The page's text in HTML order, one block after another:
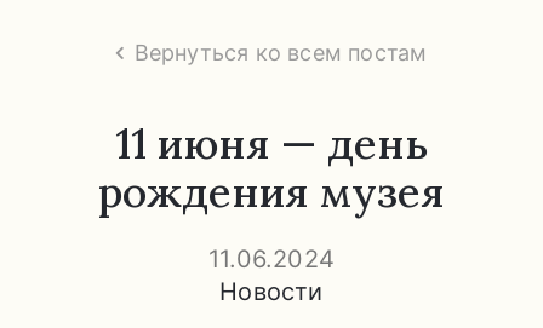
Вернуться ко всем постам
11 июня — день
рождения музея
11.06.2024
Новости